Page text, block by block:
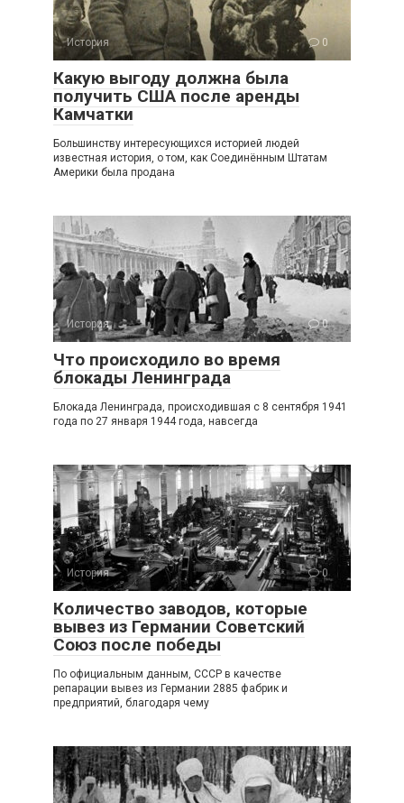
История 0
Какую выгоду должна была
получить США после аренды
Камчатки
Большинству интересующихся историей людей
известная история, о том, как Соединённым Штатам
Америки была продана
История 0
Что происходило во время
блокады Ленинграда
Блокада Ленинграда, происходившая с 8 сентября 1941
года по 27 января 1944 года, навсегда
История 0
Количество заводов, которые
вывез из Германии Советский
Союз после победы
По официальным данным, СССР в качестве
репарации вывез из Германии 2885 фабрик и
предприятий, благодаря чему